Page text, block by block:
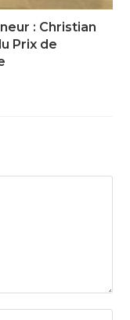
: Christian
Prix de